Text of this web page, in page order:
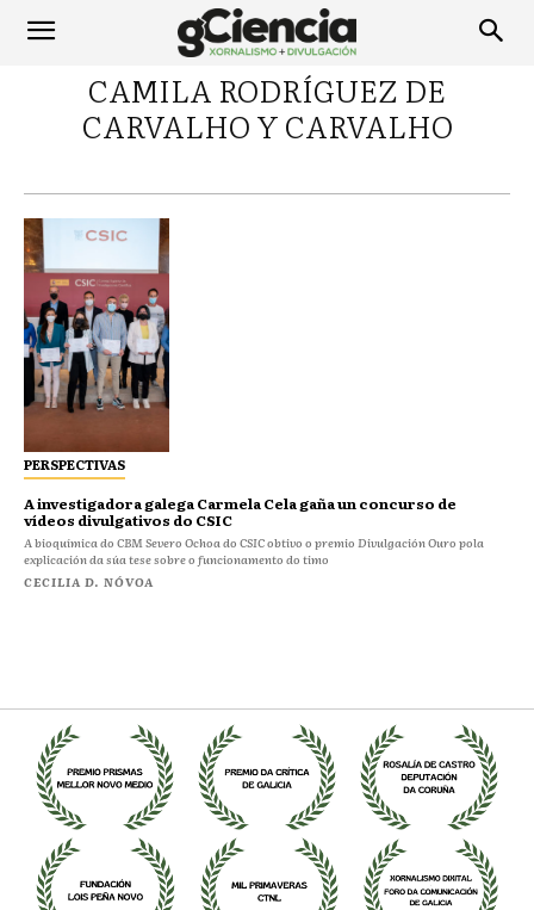
CAMILA RODRÍGUEZ DE
CARVALHO Y CARVALHO
PERSPECTIVAS
A investigadora galega Carmela Cela gaña un concurso de
vídeos divulgativos do CSIC
A bioquímica do CBM Severo Ochoa do CSIC obtivo o premio Divulgación Ouro pola
explicación da súa tese sobre o funcionamento do timo
CECILIA D. NÓVOA